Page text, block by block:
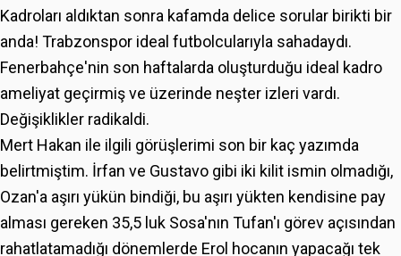
Kadroları aldıktan sonra kafamda delice sorular birikti bir
anda! Trabzonspor ideal futbolcularıyla sahadaydı.
Fenerbahçe'nin son haftalarda oluşturduğu ideal kadro
ameliyat geçirmiş ve üzerinde neşter izleri vardı.
Değişiklikler radikaldi.
Mert Hakan ile ilgili görüşlerimi son bir kaç yazımda
belirtmiştim. İrfan ve Gustavo gibi iki kilit ismin olmadığı,
Ozan'a aşırı yükün bindiği, bu aşırı yükten kendisine pay
alması gereken 35,5 luk Sosa'nın Tufan'ı görev açısından
rahatlatamadığı dönemlerde Erol hocanın yapacağı tek